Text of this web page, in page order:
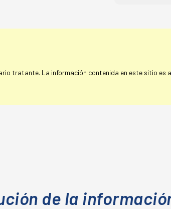
tratante. La información contenida en este sitio es
de la